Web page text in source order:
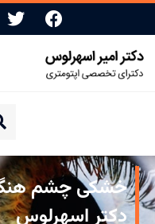
خشکی چشم
دکتر اسهرلوس